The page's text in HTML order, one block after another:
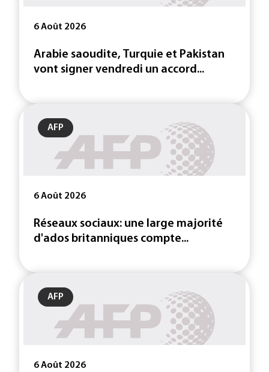
6 Août 2026
Arabie saoudite, Turquie et Pakistan
vont signer vendredi un accord...
AFP
6 Août 2026
Réseaux sociaux: une large majorité
d'ados britanniques compte...
AFP
6 Août 2026